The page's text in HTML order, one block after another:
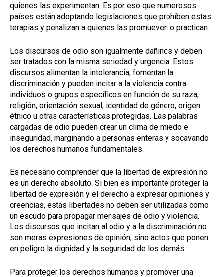
quienes las experimentan. Es por eso que numerosos
países están adoptando legislaciones que prohíben estas
terapias y penalizan a quienes las promueven o practican.
Los discursos de odio son igualmente dañinos y deben
ser tratados con la misma seriedad y urgencia. Estos
discursos alimentan la intolerancia, fomentan la
discriminación y pueden incitar a la violencia contra
individuos o grupos específicos en función de su raza,
religión, orientación sexual, identidad de género, origen
étnico u otras características protegidas. Las palabras
cargadas de odio pueden crear un clima de miedo e
inseguridad, marginando a personas enteras y socavando
los derechos humanos fundamentales.
Es necesario comprender que la libertad de expresión no
es un derecho absoluto. Si bien es importante proteger la
libertad de expresión y el derecho a expresar opiniones y
creencias, estas libertades no deben ser utilizadas como
un escudo para propagar mensajes de odio y violencia.
Los discursos que incitan al odio y a la discriminación no
son meras expresiones de opinión, sino actos que ponen
en peligro la dignidad y la seguridad de los demás.
Para proteger los derechos humanos y promover una